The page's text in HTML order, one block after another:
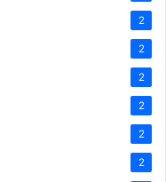
2
2
2
2
2
2